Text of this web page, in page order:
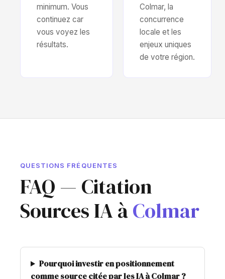
minimum. Vous
continuez car
vous voyez les
résultats.
Colmar, la
concurrence
locale et les
enjeux uniques
de votre région.
QUESTIONS FRÉQUENTES
FAQ — Citation
Sources IA àColmar
Pourquoi investir en positionnement
comme source citée par les IA à Colmar ?